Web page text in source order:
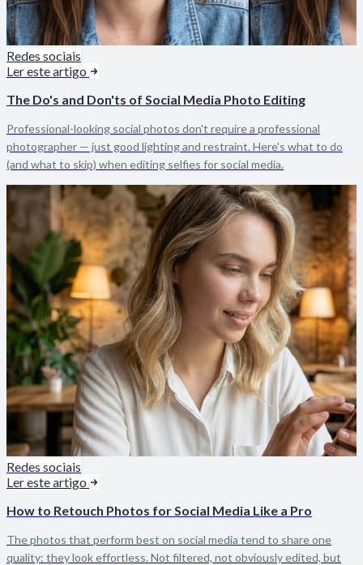
Redes sociais
Ler este artigo
The Do's and Don'ts of Social Media Photo Editing
Professional-looking social photos don't require a professional
photographer — just good lighting and restraint. Here's what to do
(and what to skip) when editing selfies for social media.
Redes sociais
Ler este artigo
How to Retouch Photos for Social Media Like a Pro
The photos that perform best on social media tend to share one
quality: they look effortless. Not filtered, not obviously edited, but